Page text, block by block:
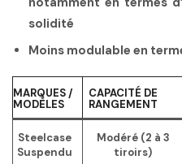
solidité
Moins modulable en
MARQUES /
MODÈLES
CAPACITÉ DE
RANGEMENT
Steelcase
Suspendu
Modéré (2 à 3
tiroirs)